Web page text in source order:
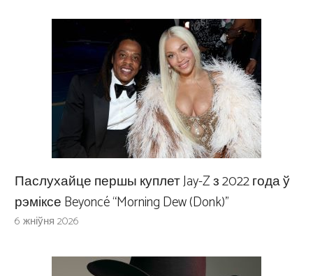
Паслухайце першы куплет Jay-Z з 2022 года ў
рэміксе Beyoncé “Morning Dew (Donk)”
6 жніўня 2026